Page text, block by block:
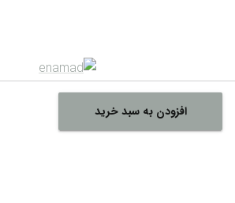
افزودن به سبد خرید